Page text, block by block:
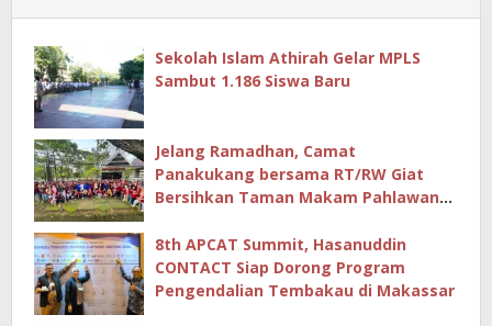
Sekolah Islam Athirah Gelar MPLS
Sambut 1.186 Siswa Baru
Jelang Ramadhan, Camat
Panakukang bersama RT/RW Giat
Bersihkan Taman Makam Pahlawan
8th APCAT Summit, Hasanuddin
CONTACT Siap Dorong Program
Pengendalian Tembakau di Makassar